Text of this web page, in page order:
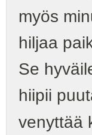
myös
hiljaa
Se
hiipii
venyttää